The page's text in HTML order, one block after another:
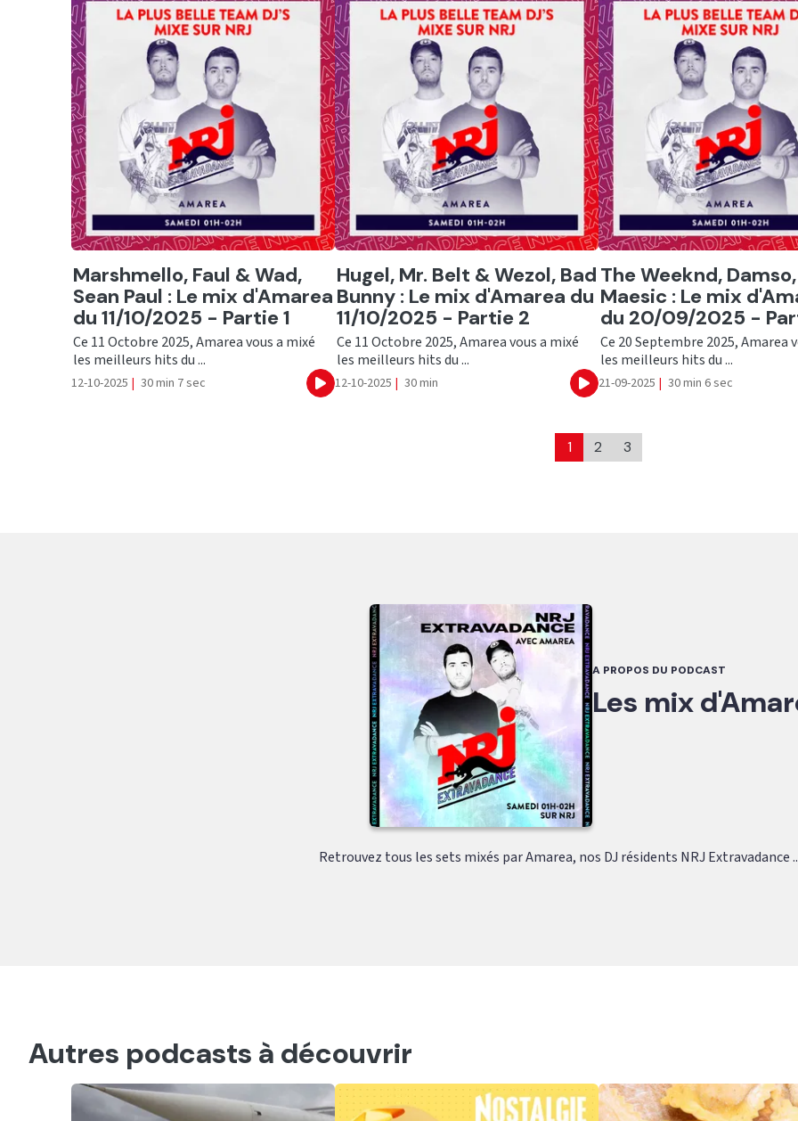
Ecouter
Marshmello, Faul & Wad,
Sean Paul : Le mix d'Amarea
du 11/10/2025 - Partie 1
Ce 11 Octobre 2025, Amarea vous a mixé
les meilleurs hits du ...
12-10-2025 | 30 min 7 sec Ecouter
Ecouter
Hugel, Mr. Belt & Wezol, Bad
Bunny : Le mix d'Amarea du
11/10/2025 - Partie 2
Ce 11 Octobre 2025, Amarea vous a mixé
les meilleurs hits du ...
12-10-2025 | 30 min Ecouter
Ecouter
The Weeknd, Damso,
Maesic : Le mix
du 20/09/2025 -
Ce 20 Septembre 2025, Amarea
les meilleurs hits du ...
21-09-2025 | 30 min 6 sec
1 2 3
A PROPOS DU PODCAST
Les mix
Retrouvez tous les sets mixés par Amarea, nos DJ résidents NRJ Extravadance
Autres podcasts à découvrir